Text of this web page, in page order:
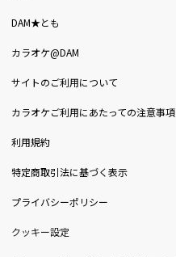
DAM★とも
カラオケ@DAM
サイトのご利用について
カラオケご利用にあたっての注意事項
利用規約
特定商取引法に基づく表示
プライバシーポリシー
クッキー設定